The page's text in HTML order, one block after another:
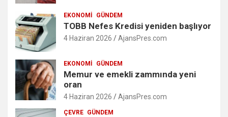
EKONOMI GÜNDEM
TOBB Nefes Kredisi yeniden başlıyor
4 Haziran 2026 AjansPres.com
EKONOMI GÜNDEM
Memur ve emekli zammında yeni
oran
4 Haziran 2026 AjansPres.com
ÇEVRE GÜNDEM